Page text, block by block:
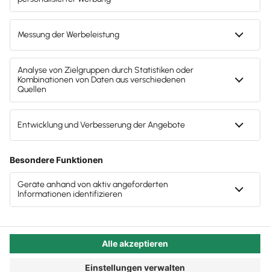
digitaler Kanzleien
Zeigen Sie: Ihr Team ist eine Mannschaft auf
Augenhöhe
Digital sein heißt auch: Darüber reden
Sicht potenzieller Bewerberinnen und Bewerber
aussieht? Oder aus der Sicht Ihrer Traum-
Mandate? Beziehungsweise: Haben Sie sich diese
Seite unter diesem Aspekt überhaupt schon einmal
angeschaut, oder wurden diese Infos „oldschool“
normal war - aber heute nicht mehr ausreicht? Wir
erklären, wie Sie diese wichtige Seite Ihrer Kanzlei
Steuerkanzlei nutzen.
Autor:in:Carola Heine
Veröffentlicht:22.09.2025
Das Potenzial der „Über uns“-